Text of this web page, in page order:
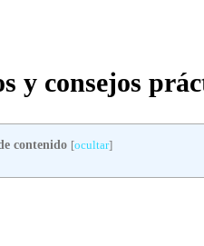
y consejos
contenido [ocultar]